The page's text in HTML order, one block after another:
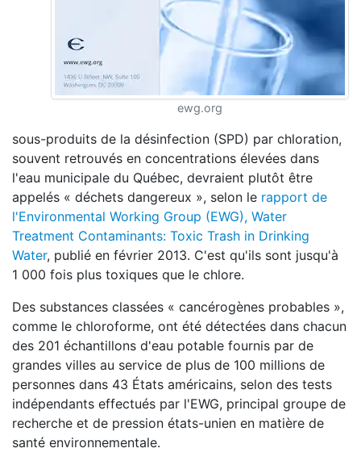
ewg.org
sous-produits de la désinfection (SPD) par chloration,
souvent retrouvés en concentrations élevées dans
l'eau municipale du Québec, devraient plutôt être
appelés « déchets dangereux », selon le rapport de
l'Environmental Working Group (EWG), Water
Treatment Contaminants: Toxic Trash in Drinking
Water, publié en février 2013. C'est qu'ils sont jusqu'à
1 000 fois plus toxiques que le chlore.
Des substances classées « cancérogènes probables »,
comme le chloroforme, ont été détectées dans chacun
des 201 échantillons d'eau potable fournis par de
grandes villes au service de plus de 100 millions de
personnes dans 43 États américains, selon des tests
indépendants effectués par l'EWG, principal groupe de
recherche et de pression états-unien en matière de
santé environnementale.